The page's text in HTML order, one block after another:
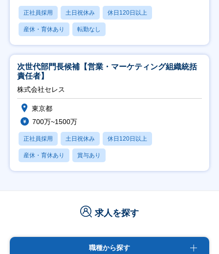
正社員採用 土日祝休み 休日120日以上
産休・育休あり 転勤なし
次世代部門長候補【営業・マーケティング組織統括
責任者】
株式会社セレス
東京都
700万~1500万
正社員採用 土日祝休み 休日120日以上
産休・育休あり 賞与あり
求人を探す
職種から探す